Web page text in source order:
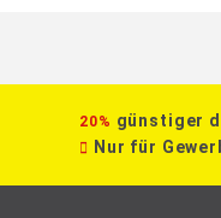
20% günstiger
Nur für